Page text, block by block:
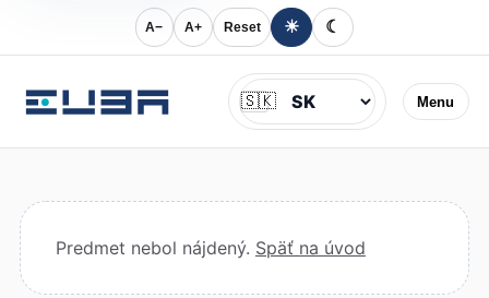
A− A+ Reset ☀ ☾
Menu
Jazyk
🇸🇰
Predmet nebol nájdený. Späť na úvod